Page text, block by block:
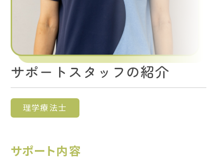
サポートスタッフの紹介
理学療法士
サポート内容